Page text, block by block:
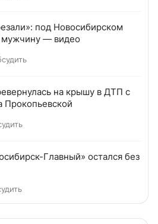
под Новосибирском
мужчину — видео
на крышу в ДТП с
Прокопьевской
Главный» остался без